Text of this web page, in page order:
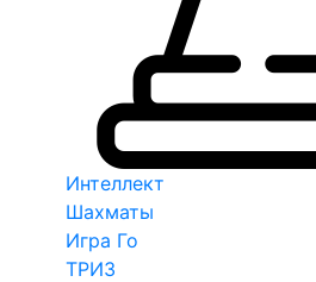
Интеллект
Шахматы
Игра Го
ТРИЗ